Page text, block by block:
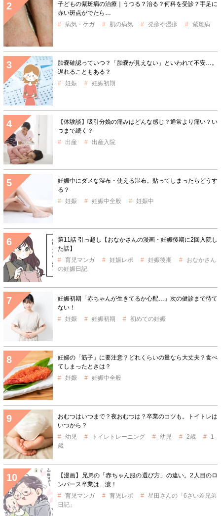
子どもの紫斑病の治療｜うつる？治る？何科を受診？手足に
赤い斑点がでたら…
病気・ケガ
肌の病気 発疹や湿疹 紫斑病
胎嚢確認っていつ？「胎嚢が見えない」といわれて不安…。
遅れることもある？
妊娠
妊娠初期
【体験談】吸引分娩の痛みはどんな感じ？通常より痛い？い
つまで続く？
出産
出産入院
妊娠中にダメな湿布・使える湿布。貼ってしまったらどうす
る？
妊娠
妊娠中全般 妊娠中
第11話 引っ越し【おなかさんの漫画・妊娠後期に2回入院し
た話】
育児マンガ
妊娠レポ 妊娠後期
おなかさん
の妊娠日記
妊娠初期「赤ちゃんが生きてるか心配…」次の健診まで待て
ない！
妊娠
妊娠初期 初めての妊娠
妊婦の「筋子」に要注意？どれくらいの量なら大丈夫？食べ
てしまったときは？
妊娠
妊娠中全般
おむつはいつまで？夜おむつは？卒業のコツも。トイトレは
いつから？
幼児
トイレトレーニング 幼児 2歳
1
歳
【漫画】兄弟の「赤ちゃん服の選び方」の違い。2人目のロ
ンパース卒業は…涙！
育児マンガ
育児レポ
星田さんの「6さい差兄弟
日記」